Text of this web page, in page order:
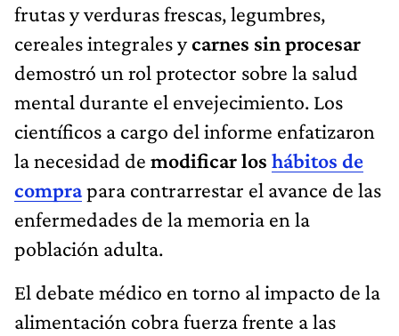
frutas y verduras frescas, legumbres,
cereales integrales ycarnes sin procesar
demostró un rol protector sobre la salud
mental durante el envejecimiento. Los
científicos a cargo del informe enfatizaron
la necesidad de modificar los hábitos de
comprapara contrarrestar el avance de las
enfermedades de la memoria en la
población adulta.
El debate médico en torno al impacto de la
alimentación cobra fuerza frente a las